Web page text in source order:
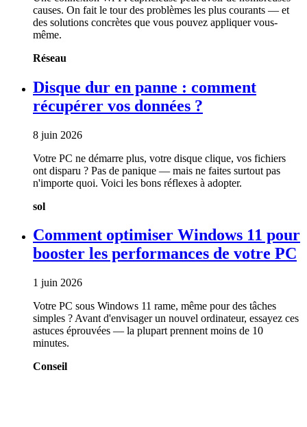
causes. On fait le tour des problèmes les plus courants — et
des solutions concrètes que vous pouvez appliquer vous-
même.
Réseau
Disque dur en panne : comment
récupérer vos données ?
8 juin 2026
Votre PC ne démarre plus, votre disque clique, vos fichiers
ont disparu ? Pas de panique — mais ne faites surtout pas
n'importe quoi. Voici les bons réflexes à adopter.
sol
Comment optimiser Windows 11 pour
booster les performances de votre PC
1 juin 2026
Votre PC sous Windows 11 rame, même pour des tâches
simples ? Avant d'envisager un nouvel ordinateur, essayez ces
astuces éprouvées — la plupart prennent moins de 10
minutes.
Conseil